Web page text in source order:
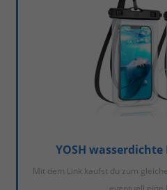
YOSH
Mit dem Link kaufst du zum
eventuell eine